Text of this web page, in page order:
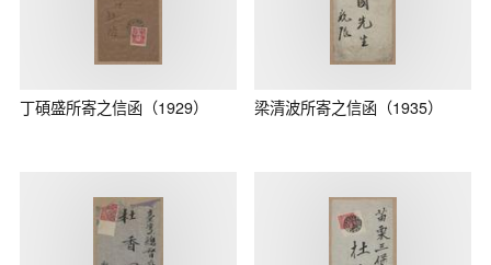
丁碩盛所寄之信函（1929） 梁清波所寄之信函（1935）